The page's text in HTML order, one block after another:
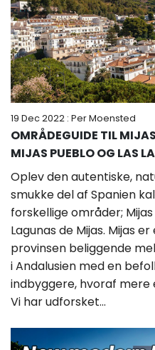
19 Dec 2022 : Per Moensted
OMRÅDEGUIDE TIL
MIJAS PUEBLO OG LAS
Oplev den autentiske,
smukke del af Spanien
forskellige områder; Mijas
Lagunas de Mijas. Mijas
provinsen beliggende
i Andalusien med en
indbyggere, hvoraf mere
Vi har udforsket...